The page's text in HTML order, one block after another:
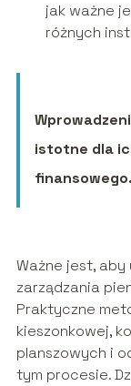
jak ważne
różnych
istotne dla
finansowego.
Ważne jest,
zarządzania
Praktyczne
kieszonkowej,
planszowych i
tym procesie.